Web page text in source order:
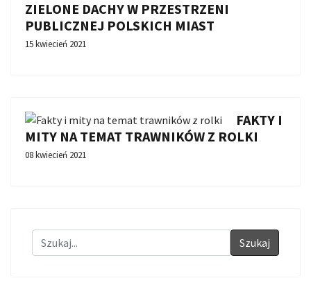
ZIELONE DACHY W PRZESTRZENI
PUBLICZNEJ POLSKICH MIAST
15 kwiecień 2021
FAKTY I
MITY NA TEMAT TRAWNIKÓW Z ROLKI
08 kwiecień 2021
Szukaj